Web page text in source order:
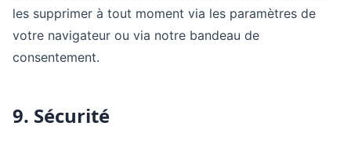
les supprimer à tout moment via les paramètres de
votre navigateur ou via notre bandeau de
consentement.
9. Sécurité